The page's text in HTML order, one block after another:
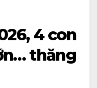
4 con
thăng